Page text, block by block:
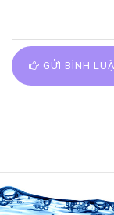
GỬI BÌNH